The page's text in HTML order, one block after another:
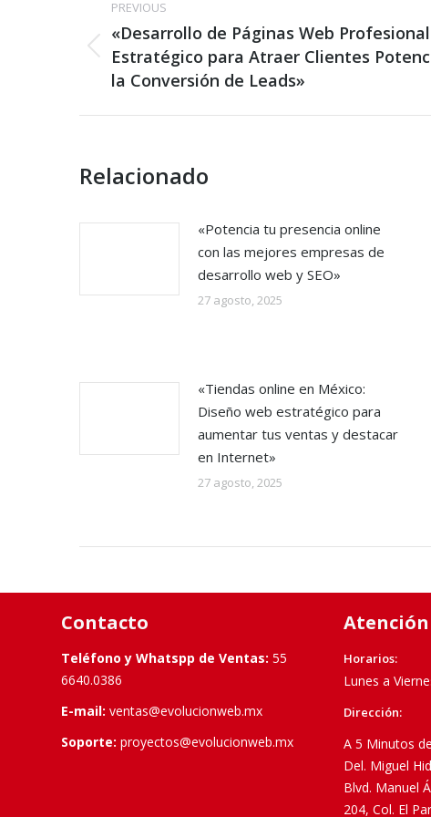
navigation
PREVIOUS
Previous
post:
«Desarrollo de Páginas Web
Estratégico para Atraer Clientes
la Conversión de Leads»
Relacionado
«Potencia tu presencia online
con las mejores empresas de
desarrollo web y SEO»
27 agosto, 2025
«Tiendas online en México:
Diseño web estratégico para
aumentar tus ventas y destacar
en Internet»
27 agosto, 2025
Contacto
Teléfono y Whatspp de Ventas: 55
6640.0386
E-mail: ventas@evolucionweb.mx
Soporte: proyectos@evolucionweb.mx
Atención
Horarios:
Lunes a
Dirección:
A 5 Minutos
Del. Miguel
Blvd. Manuel
204, Col. El